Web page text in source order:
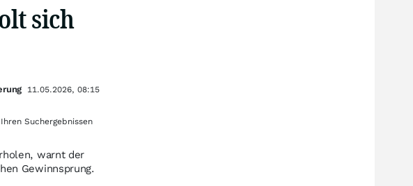
sich
warnt der
Gewinnsprung.
11.05.2026, 08:15
Suchergebnissen